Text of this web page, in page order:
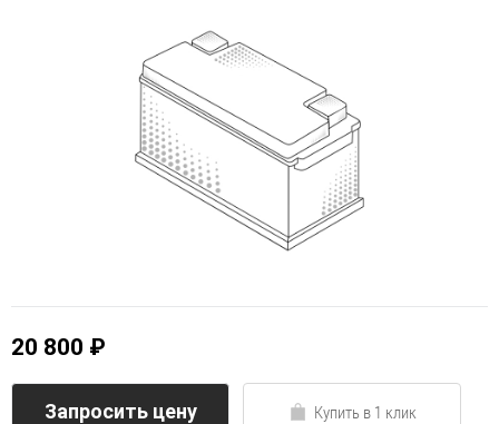
20 800 ₽
Запросить цену Купить в 1 клик